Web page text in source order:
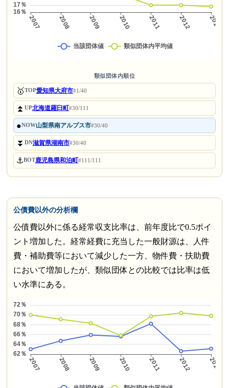
類似団体内順位
🥇TOP愛知県大府市#1/40
⏫UP北海道羅臼町#30/111
●NOW山梨県南アルプス市#30/40
⏬DN滋賀県湖南市#30/40
⚓BOT鹿児島県和泊町#111/111
公債費以外の分析欄
公債費以外に係る経常収支比率は、前年度比で0.5ポイ
ント増加した。経常経費に充当した一般財源は、人件
費・補助費等において減少した一方、物件費・扶助費
において増加したが、類似団体との比較では比率は低
い水準にある。